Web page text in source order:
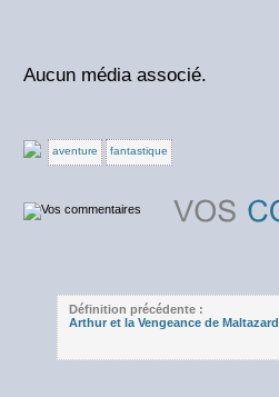
Aucun média associé.
aventure fantastique
Définition précédente :
Arthur et la Vengeance de Maltazard